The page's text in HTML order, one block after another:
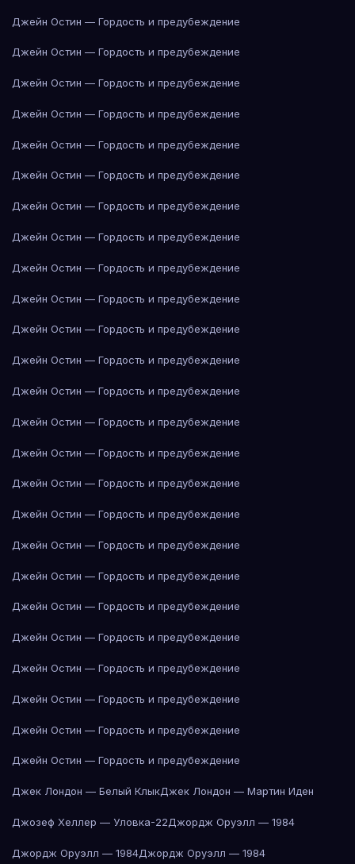
Джейн Остин — Гордость и предубеждение
Джейн Остин — Гордость и предубеждение
Джейн Остин — Гордость и предубеждение
Джейн Остин — Гордость и предубеждение
Джейн Остин — Гордость и предубеждение
Джейн Остин — Гордость и предубеждение
Джейн Остин — Гордость и предубеждение
Джейн Остин — Гордость и предубеждение
Джейн Остин — Гордость и предубеждение
Джейн Остин — Гордость и предубеждение
Джейн Остин — Гордость и предубеждение
Джейн Остин — Гордость и предубеждение
Джейн Остин — Гордость и предубеждение
Джейн Остин — Гордость и предубеждение
Джейн Остин — Гордость и предубеждение
Джейн Остин — Гордость и предубеждение
Джейн Остин — Гордость и предубеждение
Джейн Остин — Гордость и предубеждение
Джейн Остин — Гордость и предубеждение
Джейн Остин — Гордость и предубеждение
Джейн Остин — Гордость и предубеждение
Джейн Остин — Гордость и предубеждение
Джейн Остин — Гордость и предубеждение
Джейн Остин — Гордость и предубеждение
Джейн Остин — Гордость и предубеждение
Джек Лондон — Белый КлыкДжек Лондон — Мартин Иден
Джозеф Хеллер — Уловка-22Джордж Оруэлл — 1984
Джордж Оруэлл — 1984Джордж Оруэлл — 1984